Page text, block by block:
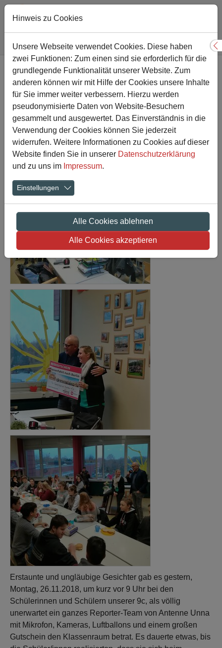
Zum Hauptinhalt springen
Sie sind hier:
Gesamtschule Nachricht
Eine Woche Berlin – Unsere
9c ist sensationeller Sieger
beim „Antenne Unna-
Klassenkampf“
27.11.2018 Aktuelles
Erstaunte und ungläubige Gesichter gab es gestern,
Montag, 26.11.2018, um kurz vor 9 Uhr bei den
Schülerinnen und Schülern unserer 9c, als völlig
unerwartet ein ganzes Reporter-Team von Antenne Unna
mit Mikrofon, Kameras, Luftballons und einem großen
Gutschein den Klassenraum betrat. Es dauerte etwas, bis
Hinweis zu Cookies
Unsere Webseite verwendet Cookies. Diese haben
zwei Funktionen: Zum einen sind sie erforderlich für die
grundlegende Funktionalität unserer Website. Zum
anderen können wir mit Hilfe der Cookies unsere Inhalte
für Sie immer weiter verbessern. Hierzu werden
pseudonymisierte Daten von Website-Besuchern
gesammelt und ausgewertet. Das Einverständnis in die
Verwendung der Cookies können Sie jederzeit
widerrufen. Weitere Informationen zu Cookies auf dieser
Website finden Sie in unserer Datenschutzerklärung
und zu uns im Impressum.
Einstellungen
Alle Cookies ablehnen
Alle Cookies akzeptieren